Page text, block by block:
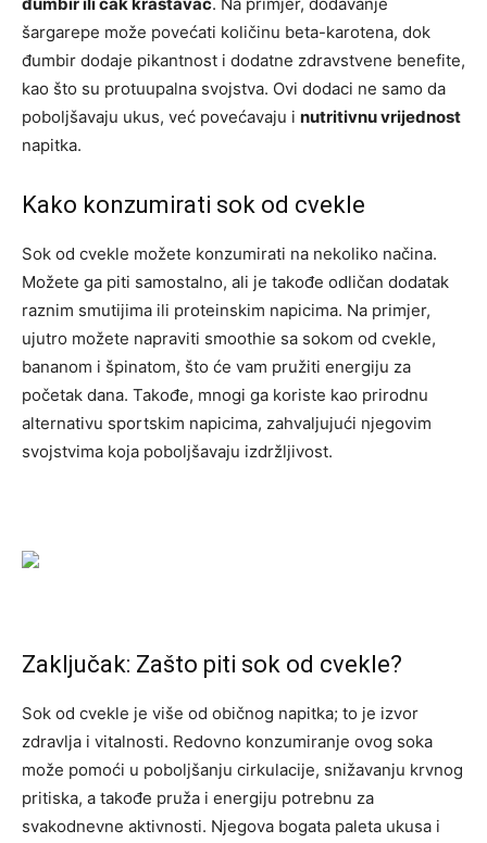
đumbir ili čak krastavac. Na primjer, dodavanje
šargarepe može povećati količinu beta-karotena, dok
đumbir dodaje pikantnost i dodatne zdravstvene benefite,
kao što su protuupalna svojstva. Ovi dodaci ne samo da
poboljšavaju ukus, već povećavaju i nutritivnu vrijednost
napitka.
Kako konzumirati sok od cvekle
Sok od cvekle možete konzumirati na nekoliko načina.
Možete ga piti samostalno, ali je takođe odličan dodatak
raznim smutijima ili proteinskim napicima. Na primjer,
ujutro možete napraviti smoothie sa sokom od cvekle,
bananom i špinatom, što će vam pružiti energiju za
početak dana. Takođe, mnogi ga koriste kao prirodnu
alternativu sportskim napicima, zahvaljujući njegovim
svojstvima koja poboljšavaju izdržljivost.
Zaključak: Zašto piti sok od cvekle?
Sok od cvekle je više od običnog napitka; to je izvor
zdravlja i vitalnosti. Redovno konzumiranje ovog soka
može pomoći u poboljšanju cirkulacije, snižavanju krvnog
pritiska, a takođe pruža i energiju potrebnu za
svakodnevne aktivnosti. Njegova bogata paleta ukusa i